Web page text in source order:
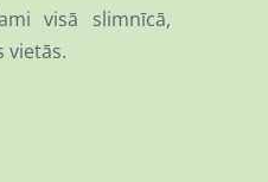
visā slimnīcā,
vietās.